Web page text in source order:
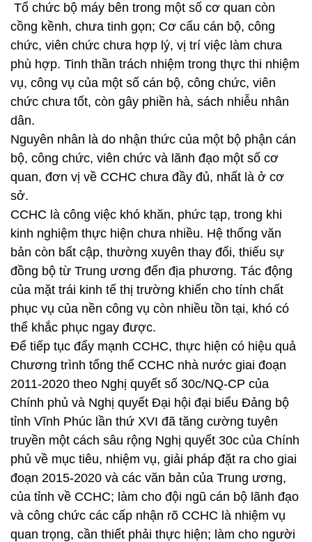
Tổ chức bộ máy bên trong một số cơ quan còn
cồng kềnh, chưa tinh gọn; Cơ cấu cán bộ, công
chức, viên chức chưa hợp lý, vị trí việc làm chưa
phù hợp. Tinh thần trách nhiệm trong thực thi nhiệm
vụ, công vụ của một số cán bộ, công chức, viên
chức chưa tốt, còn gây phiền hà, sách nhiễu nhân
dân.
Nguyên nhân là do nhận thức của một bộ phận cán
bộ, công chức, viên chức và lãnh đạo một số cơ
quan, đơn vị về CCHC chưa đầy đủ, nhất là ở cơ
sở.
CCHC là công việc khó khăn, phức tạp, trong khi
kinh nghiệm thực hiện chưa nhiều. Hệ thống văn
bản còn bất cập, thường xuyên thay đổi, thiếu sự
đồng bộ từ Trung ương đến địa phương. Tác động
của mặt trái kinh tế thị trường khiến cho tính chất
phục vụ của nền công vụ còn nhiều tồn tại, khó có
thể khắc phục ngay được.
Để tiếp tục đẩy mạnh CCHC, thực hiện có hiệu quả
Chương trình tổng thể CCHC nhà nước giai đoạn
2011-2020 theo Nghị quyết số 30c/NQ-CP của
Chính phủ và Nghị quyết Đại hội đại biểu Đảng bộ
tỉnh Vĩnh Phúc lần thứ XVI đã tăng cường tuyên
truyền một cách sâu rộng Nghị quyết 30c của Chính
phủ về mục tiêu, nhiệm vụ, giải pháp đặt ra cho giai
đoạn 2015-2020 và các văn bản của Trung ương,
của tỉnh về CCHC; làm cho đội ngũ cán bộ lãnh đạo
và công chức các cấp nhận rõ CCHC là nhiệm vụ
quan trọng, cần thiết phải thực hiện; làm cho người